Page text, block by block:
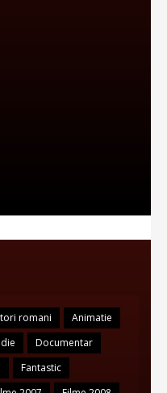
romani
Animatie
Documentar
Fantastic